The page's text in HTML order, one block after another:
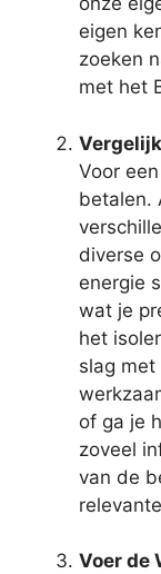
eigen
zoeken
met het
Voor
betalen.
diverse
energie
wat je
het
slag met
of ga je
zoveel
van de
Voer de